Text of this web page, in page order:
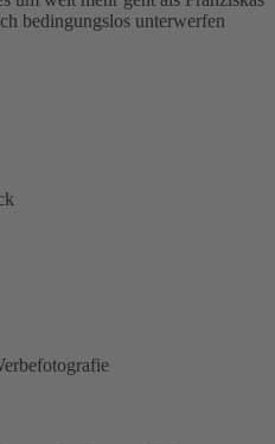
bedingungslos unterwerfen